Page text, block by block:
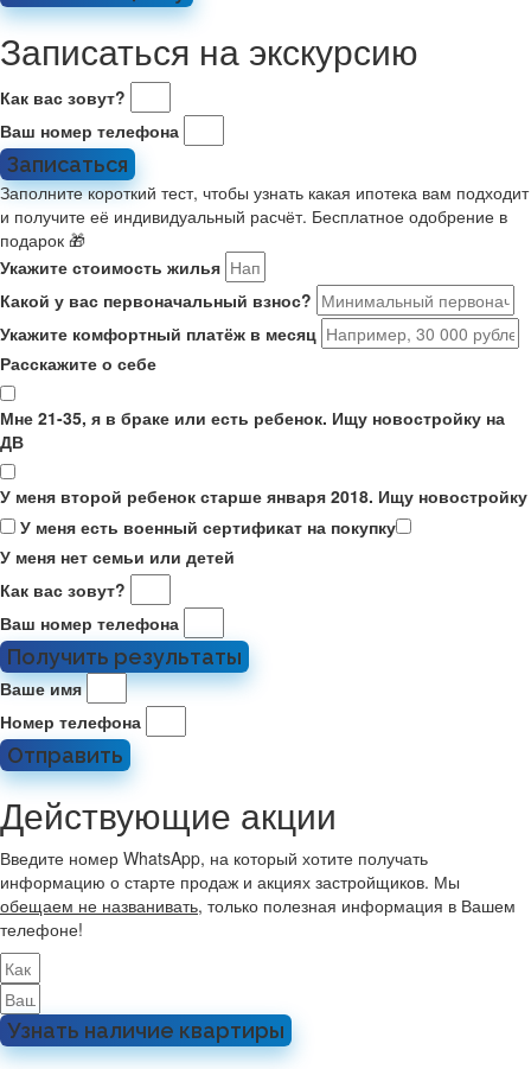
Записаться на экскурсию
Как вас зовут?
Ваш номер телефона
Записаться
Заполните короткий тест, чтобы узнать какая ипотека вам подходит
и получите её индивидуальный расчёт. Бесплатное одобрение в
подарок 🎁
Укажите стоимость жилья
Какой у вас первоначальный взнос?
Укажите комфортный платёж в месяц
Расскажите о себе
Мне 21-35, я в браке или есть ребенок. Ищу новостройку на
ДВ
У меня второй ребенок старше января 2018. Ищу новостройку
У меня есть военный сертификат на покупку
У меня нет семьи или детей
Как вас зовут?
Ваш номер телефона
Получить результаты
Ваше имя
Номер телефона
Отправить
Действующие акции
Введите номер WhatsApp, на который хотите получать
информацию о старте продаж и акциях застройщиков. Мы
обещаем не названивать, только полезная информация в Вашем
телефоне!
Узнать наличие квартиры